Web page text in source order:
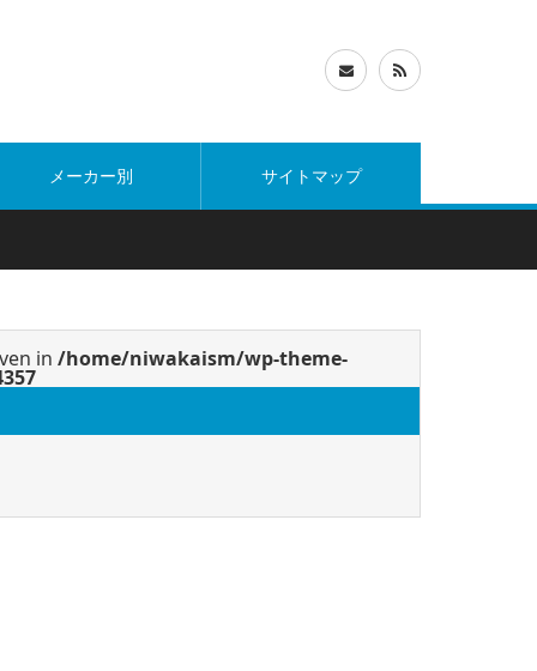
メーカー別 サイトマップ
in /home/niwakaism/wp-theme-